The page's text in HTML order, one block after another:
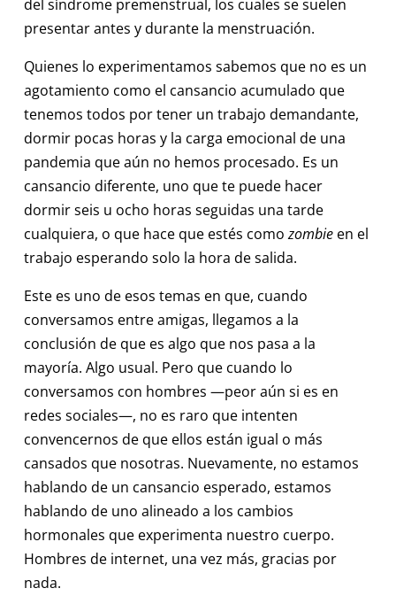
del síndrome premenstrual, los cuales se suelen
presentar antes y durante la menstruación.
Quienes lo experimentamos sabemos que no es un
agotamiento como el cansancio acumulado que
tenemos todos por tener un trabajo demandante,
dormir pocas horas y la carga emocional de una
pandemia que aún no hemos procesado. Es un
cansancio diferente, uno que te puede hacer
dormir seis u ocho horas seguidas una tarde
cualquiera, o que hace que estés comozombieen el
trabajo esperando solo la hora de salida.
Este es uno de esos temas en que, cuando
conversamos entre amigas, llegamos a la
conclusión de que es algo que nos pasa a la
mayoría. Algo usual. Pero que cuando lo
conversamos con hombres —peor aún si es en
redes sociales—, no es raro que intenten
convencernos de que ellos están igual o más
cansados que nosotras. Nuevamente, no estamos
hablando de un cansancio esperado, estamos
hablando de uno alineado a los cambios
hormonales que experimenta nuestro cuerpo.
Hombres de internet, una vez más, gracias por
nada.